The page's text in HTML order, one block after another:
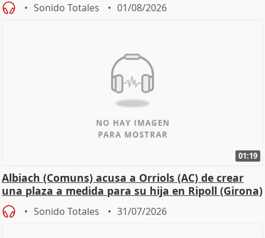
Sonido Totales 01/08/2026
01:19
Albiach (Comuns) acusa a Orriols (AC) de crear
una plaza a medida para su hija en Ripoll (Girona)
Sonido Totales 31/07/2026